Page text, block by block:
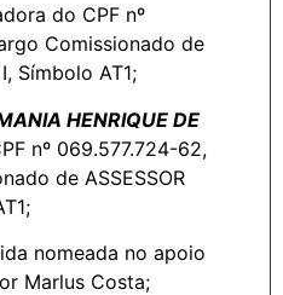
do CPF nº
Comissionado de
Símbolo AT1;
HENRIQUE DE
nº 069.577.724-62,
de ASSESSOR
nomeada no apoio
Marlus Costa;